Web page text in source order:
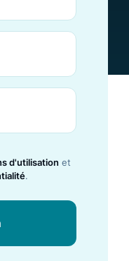
d'utilisation et
.